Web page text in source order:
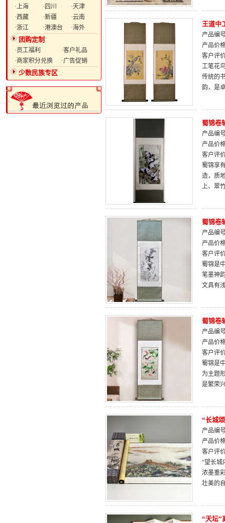
·上海
·四川
·天津
·西藏
·新疆
·云南
·浙江
·港澳台 ·海外
团购定制
·员工福利
·客户礼品
·商家积分兑换
·广告促销
少数民族专区
王道中
产品编
产品价
客户评
工笔花
传统的
韵，是
蜀锦卷
产品编
产品价
客户评
蜀锦享
造，质
上、翠
蜀锦卷
产品编
产品价
客户评
蜀锦是
笔墨神
文具有
蜀锦卷
产品编
产品价
客户评
蜀锦是
为主题
是繁荣
“长城
产品编
产品价
客户评
“望长城
浓墨重
壮美的
“天坛”